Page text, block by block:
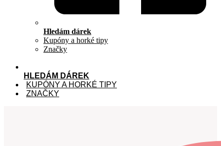
Hledám dárek
Kupóny a horké tipy
Značky
HLEDÁM DÁREK
KUPÓNY A HORKÉ TIPY
ZNAČKY